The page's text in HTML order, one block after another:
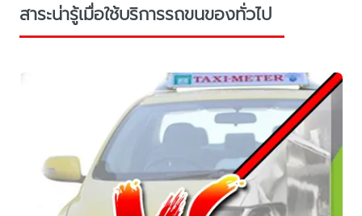
สาระน่ารู้เมื่อใช้บริการรถขนของทั่วไป